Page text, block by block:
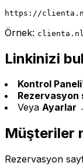
https://
Örnek:
Linkinizi
Kontrol Paneli
Rezervasyon
Veya Ayarlar
Müşteriler
Rezervasyon